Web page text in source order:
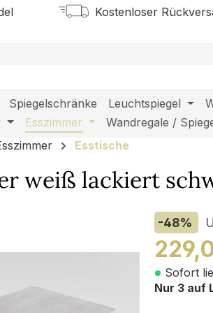
Kostenloser
Spiegelschränke Leuchtspiegel
Esszimmer Wandregale /
Esstische
weiß lackiert
-48%
Sofort
Nur 3 auf